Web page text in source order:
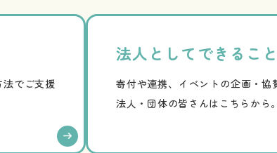
でご支援
法人としてできること
寄付や連携、イベントの企画・
法人・団体の皆さんはこちらから。